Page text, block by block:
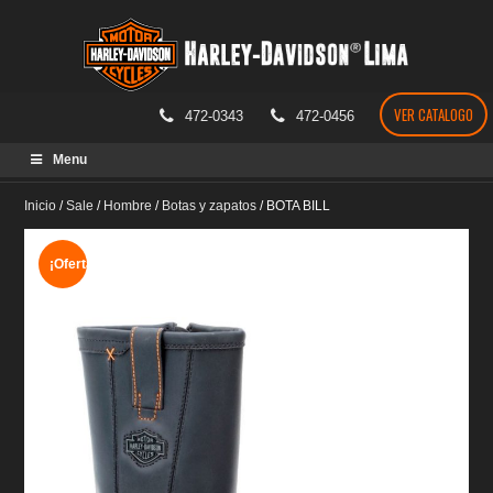
472-0343 472-0456 VER CATALOGO
Menu
Inicio /Sale / Hombre / Botas y zapatos / BOTA BILL
¡Oferta!